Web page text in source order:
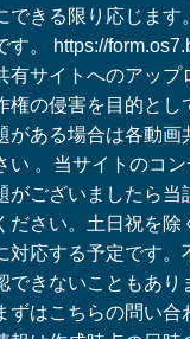
できる限り応じます
す。 https://
有サイトへのアップ
権の侵害を目的とし
がある場合は各動画
い 。当サイトのコン
がございましたら当
ださい。土日祝を除
対応する予定です。
できないこともあり
ずはこちらの問い合